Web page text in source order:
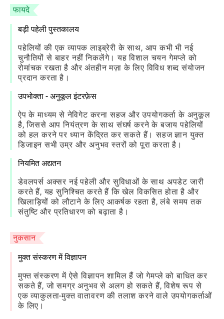
फायदे
बड़ी पहेली पुस्तकालय
पहेलियों की एक व्यापक लाइब्रेरी के साथ, आप कभी भी नई
चुनौतियों से बाहर नहीं निकलेंगे। यह विशाल चयन गेमप्ले को
रोमांचक रखता है और अंतहीन मज़ा के लिए विविध शब्द संयोजन
प्रदान करता है।
उपभोक्ता - अनुकूल इंटरफ़ेस
ऐप के माध्यम से नेविगेट करना सहज और उपयोगकर्ता के अनुकूल
है, जिससे आप नियंत्रण के साथ संघर्ष करने के बजाय पहेलियों
को हल करने पर ध्यान केंद्रित कर सकते हैं। सहज ज्ञान युक्त
डिजाइन सभी उम्र और अनुभव स्तरों को पूरा करता है।
नियमित अद्यतन
डेवलपर्स अक्सर नई पहेली और सुविधाओं के साथ अपडेट जारी
करते हैं, यह सुनिश्चित करते हैं कि खेल विकसित होता है और
खिलाड़ियों को लौटाने के लिए आकर्षक रहता है, लंबे समय तक
संतुष्टि और प्रतिधारण को बढ़ाता है।
नुकसान
मुक्त संस्करण में विज्ञापन
मुफ्त संस्करण में ऐसे विज्ञापन शामिल हैं जो गेमप्ले को बाधित कर
सकते हैं, जो समग्र अनुभव से अलग हो सकते हैं, विशेष रूप से
एक व्याकुलता-मुक्त वातावरण की तलाश करने वाले उपयोगकर्ताओं
के लिए।